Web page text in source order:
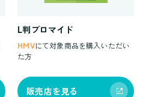
L判ブロマイド
HMVにて対象商品を購入いただい
た方
販売店を見る